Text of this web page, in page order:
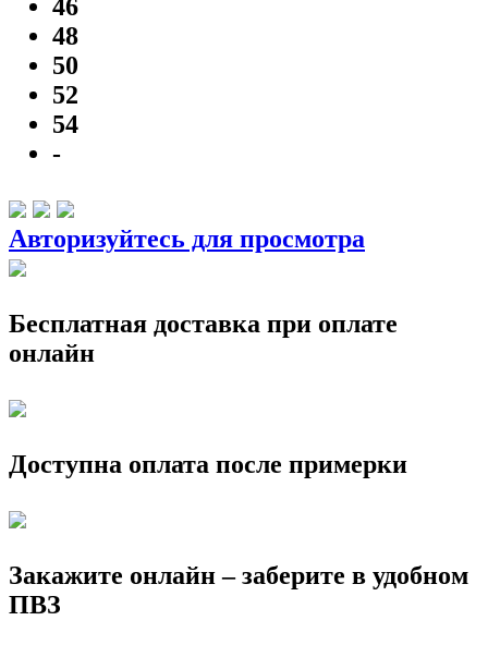
46
48
50
52
54
-
Авторизуйтесь для просмотра
Бесплатная доставка при оплате
онлайн
Доступна оплата после примерки
Закажите онлайн – заберите в удобном
ПВЗ